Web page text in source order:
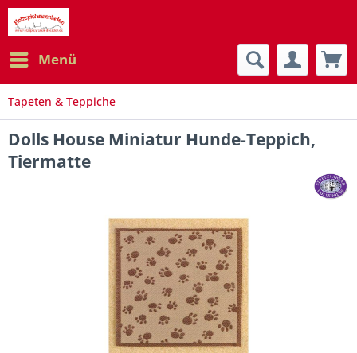
Menü
Tapeten & Teppiche
Dolls House Miniatur Hunde-Teppich,
Tiermatte